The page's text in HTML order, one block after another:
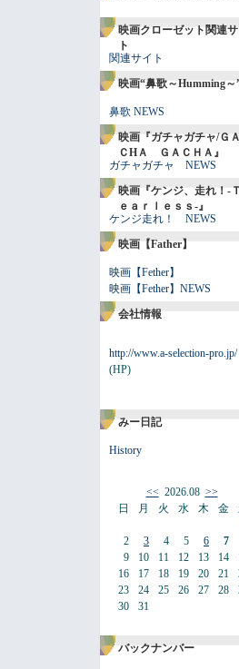
映画クローゼット関連
ト
関連サイト
映画“鼻歌～Humming～
鼻歌 NEWS
映画『ガチャガチャ/ＧＡ
ＣHＡ ＧＡＣＨＡ』
ガチャガチャ NEWS
映画『ケンジ、走れ！-Ｔ
ｅａｒｌｅｓｓ-』
ケンジ走れ！ NEWS
映画【Father】
映画【Fether】
映画【Fether】NEWS
会社情報
http://www.a-selection-pro.jp/
(HP)
みー日記
History
<<2026.08 >>
日
2
9
16
23
30
月
3
10
17
24
31
火
4
11
18
25
水
5
12
19
26
木
6
13
20
27
金
7
14
21
28
バックナンバー